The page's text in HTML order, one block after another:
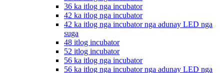
36 ka itlog nga incubator
42 ka itlog nga incubator
42 ka itlog nga incubator nga adunay LED nga
suga
48 itlog incubator
52 itlog incubator
56 ka itlog nga incubator
56 ka itlog nga incubator nga adunay LED nga